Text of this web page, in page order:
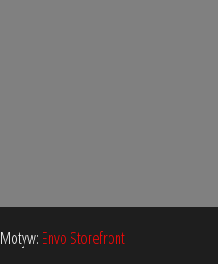
Motyw: Envo Storefront